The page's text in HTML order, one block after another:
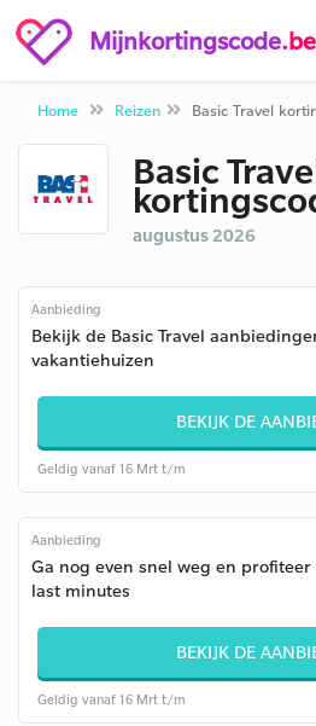
Mijnkortingscode.be
Home Reizen Basic Travel
Basic
augustus 2026
Aanbieding
Bekijk de Basic Travel
vakantiehuizen
BEKIJK DE
Geldig vanaf 16 Mrt t/m
Aanbieding
Ga nog even snel weg en profiteer
last minutes
BEKIJK DE
Geldig vanaf 16 Mrt t/m